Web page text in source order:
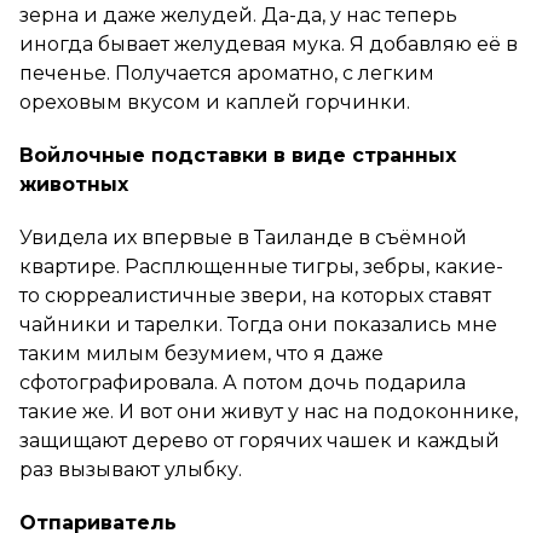
зерна и даже желудей. Да-да, у нас теперь
иногда бывает желудевая мука. Я добавляю её в
печенье. Получается ароматно, с легким
ореховым вкусом и каплей горчинки.
Войлочные подставки в виде странных
животных
Увидела их впервые в Таиланде в съёмной
квартире. Расплющенные тигры, зебры, какие-
то сюрреалистичные звери, на которых ставят
чайники и тарелки. Тогда они показались мне
таким милым безумием, что я даже
сфотографировала. А потом дочь подарила
такие же. И вот они живут у нас на подоконнике,
защищают дерево от горячих чашек и каждый
раз вызывают улыбку.
Отпариватель